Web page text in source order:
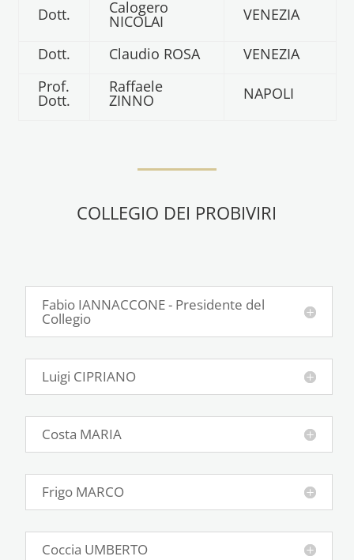
Dott. Calogero
NICOLAI VENEZIA
Dott. Claudio ROSA
VENEZIA
Prof.
Dott.
Raffaele
ZINNO NAPOLI
COLLEGIO DEI PROBIVIRI
Fabio IANNACCONE - Presidente del
Collegio
Luigi CIPRIANO
Costa MARIA
Frigo MARCO
Coccia UMBERTO